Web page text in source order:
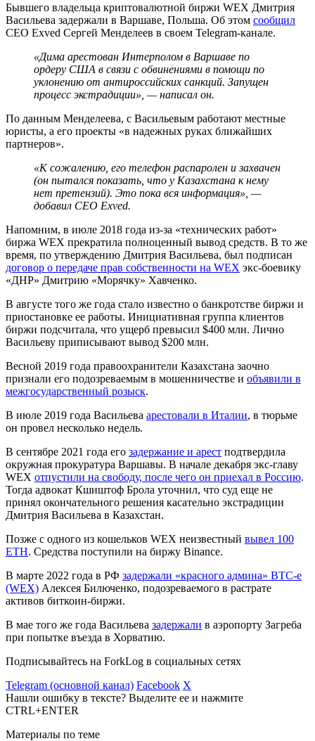
Бывшего владельца криптовалютной биржи WEX Дмитрия
Васильева задержали в Варшаве, Польша. Об этом сообщил
CEO Exved Сергей Менделеев в своем Telegram-канале.
«Дима арестован Интерполом в Варшаве по
ордеру США в связи с обвинениями в помощи по
уклонению от антироссийских санкций. Запущен
процесс экстрадиции», — написал он.
По данным Менделеева, с Васильевым работают местные
юристы, а его проекты «в надежных руках ближайших
партнеров».
«К сожалению, его телефон распаролен и захвачен
(он пытался показать, что у Казахстана к нему
нет претензий). Это пока вся информация», —
добавил CEO Exved.
Напомним, в июле 2018 года из-за «технических работ»
биржа WEX прекратила полноценный вывод средств. В то же
время, по утверждению Дмитрия Васильева, был подписан
договор о передаче прав собственности на WEX экс-боевику
«ДНР» Дмитрию «Морячку» Хавченко.
В августе того же года стало известно о банкротстве биржи и
приостановке ее работы. Инициативная группа клиентов
биржи подсчитала, что ущерб превысил $400 млн. Лично
Васильеву приписывают вывод $200 млн.
Весной 2019 года правоохранители Казахстана заочно
признали его подозреваемым в мошенничестве и объявили в
межгосударственный розыск.
В июле 2019 года Васильева арестовали в Италии, в тюрьме
он провел несколько недель.
В сентябре 2021 года его задержание и арест подтвердила
окружная прокуратура Варшавы. В начале декабря экс-главу
WEX отпустили на свободу, после чего он приехал в Россию.
Тогда адвокат Кшиштоф Брола уточнил, что суд еще не
принял окончательного решения касательно экстрадиции
Дмитрия Васильева в Казахстан.
Позже с одного из кошельков WEX неизвестный вывел 100
ETH. Средства поступили на биржу Binance.
В марте 2022 года в РФ задержали «красного админа» BTC-e
(WEX) Алексея Билюченко, подозреваемого в растрате
активов биткоин-биржи.
В мае того же года Васильева задержали в аэропорту Загреба
при попытке въезда в Хорватию.
Подписывайтесь на ForkLog в социальных сетях
Telegram (основной канал) Facebook X
Нашли ошибку в тексте? Выделите ее и нажмите
CTRL+ENTER
Материалы по теме